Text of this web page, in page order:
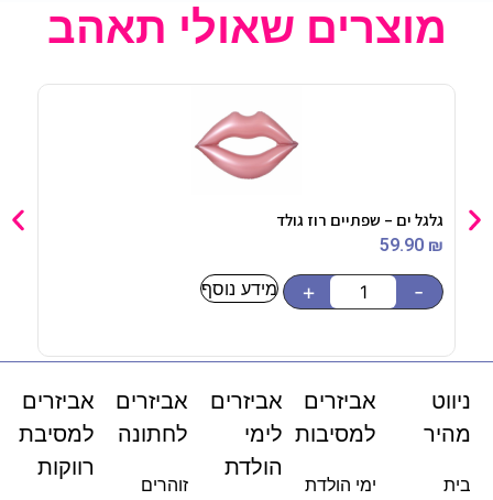
מוצרים שאולי תאהב
גלגל ים – שפתיים רוז גולד
59.90 ₪
-
+ מידע נוסף
ניווט
מהיר
בית
אביזרים
למסיבות
ימי הולדת
אביזרים
לימי
הולדת
אביזרים
לחתונה
זוהרים
אביזרים
למסיבת
רווקות